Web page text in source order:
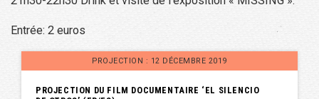
Entrée: 2 euros
PROJECTION : 12 DÉCEMBRE 2019
PROJECTION DU FILM DOCUMENTAIRE ‘EL SILENCIO